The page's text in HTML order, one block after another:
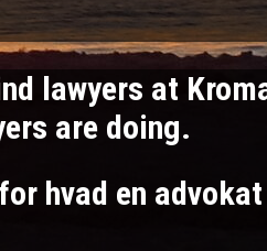
lawyers at
are doing.
hvad en